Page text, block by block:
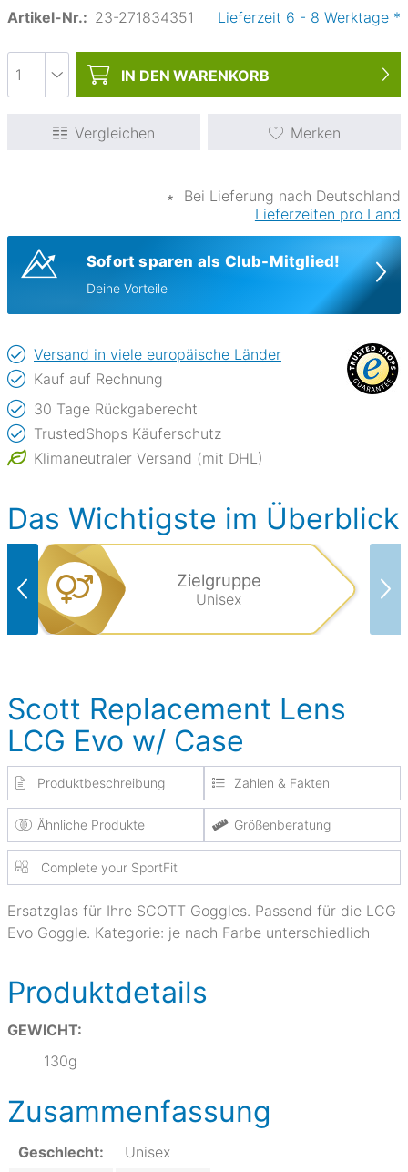
Artikel-Nr.: 23-271834351 Lieferzeit 6 - 8 Werktage *
IN DEN WARENKORB
Vergleichen Merken
∗
Bei Lieferung nach Deutschland
Lieferzeiten pro Land
Sofort sparen als Club-Mitglied!
Deine Vorteile
Versand in viele europäische Länder
Kauf auf Rechnung
30 Tage Rückgaberecht
TrustedShops Käuferschutz
Klimaneutraler Versand (mit DHL)
Das Wichtigste im Überblick
Zielgruppe
Unisex
Scott Replacement Lens
LCG Evo w/ Case
Produktbeschreibung Zahlen & Fakten
Ähnliche Produkte Größenberatung
Complete your SportFit
Ersatzglas für Ihre SCOTT Goggles. Passend für die LCG
Evo Goggle. Kategorie: je nach Farbe unterschiedlich
Produktdetails
GEWICHT:
130g
Zusammenfassung
Geschlecht: Unisex